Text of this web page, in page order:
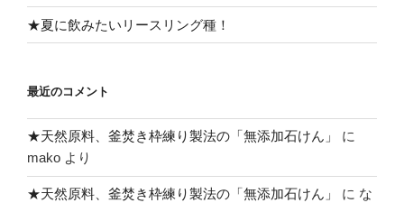
★夏に飲みたいリースリング種！
最近のコメント
★天然原料、釜焚き枠練り製法の「無添加石けん」
に
mako より
★天然原料、釜焚き枠練り製法の「無添加石けん」 に な